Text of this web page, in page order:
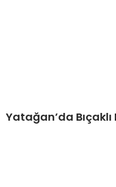
Yatağan’da Bıçaklı